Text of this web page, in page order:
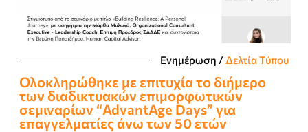
Ενημέρωση / Δελτία Τύπου
Ολοκληρώθηκε με επιτυχία το διήμερο
των διαδικτυακών επιμορφωτικών
σεμιναρίων “AdvantAge Days” για
επαγγελματίες άνω των 50 ετών